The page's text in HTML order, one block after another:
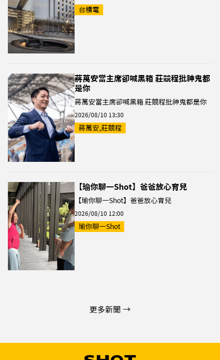
台積電
蔣萬安當主席卻喊黑箱 莊競程批神鬼都
是你
蔣萬安當主席卻喊黑箱 莊競程批神鬼都是你
2026/08/10 13:30
蔣萬安,莊競程
【瑜你聊一Shot】爸爸放心育兒
【瑜你聊一Shot】爸爸放心育兒
2026/08/10 12:00
瑜你聊一Shot
更多新聞 →